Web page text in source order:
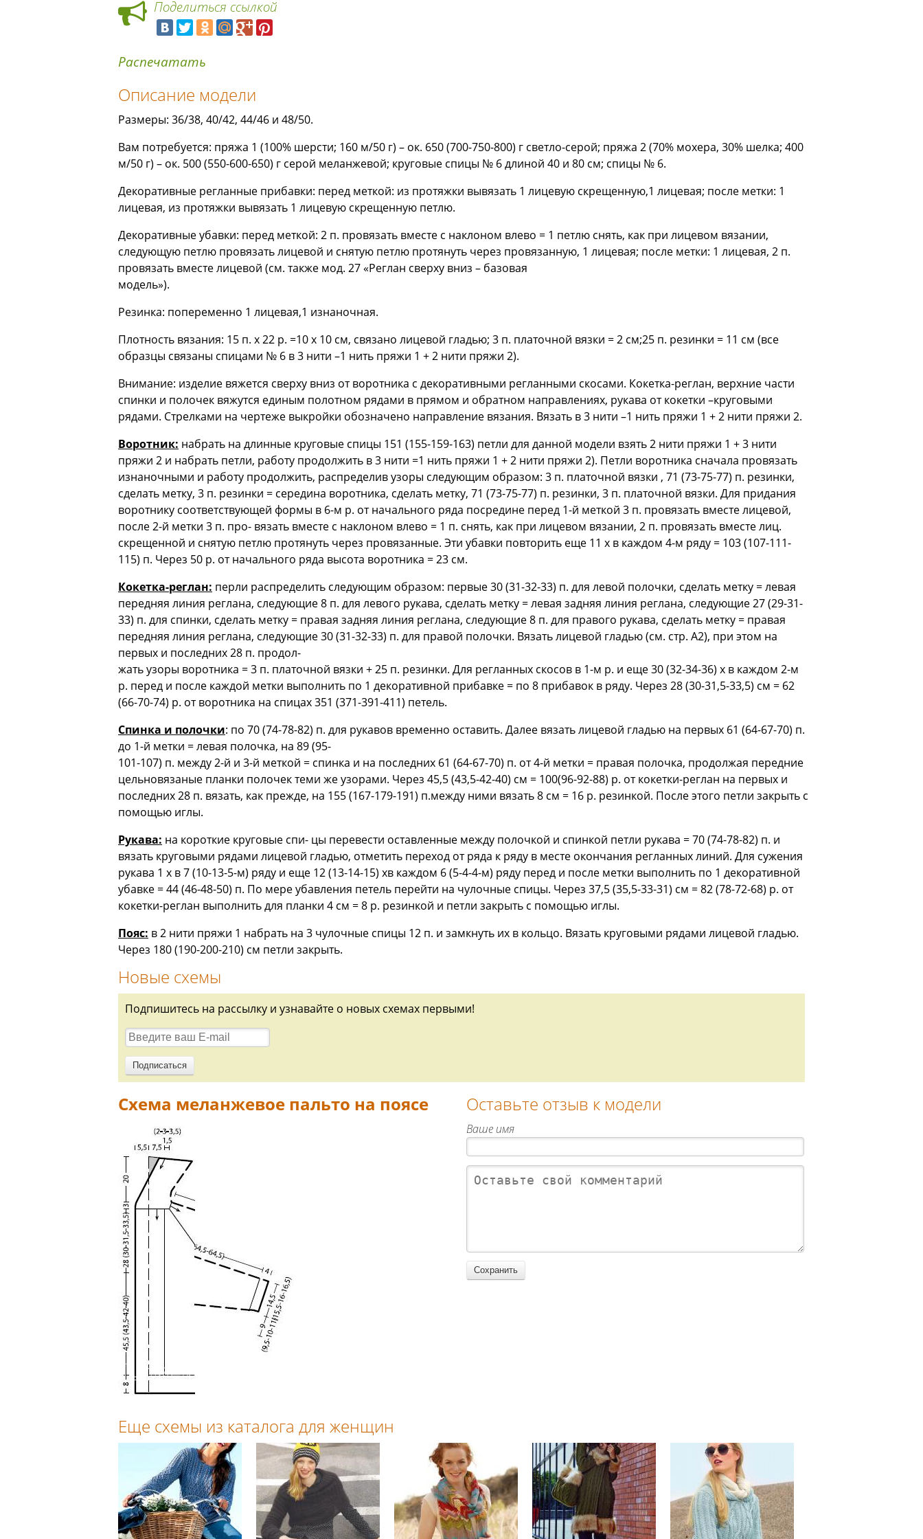
Поделиться ссылкой
Распечатать
Описание модели
Размеры: 36/38, 40/42, 44/46 и 48/50.
Вам потребуется: пряжа 1 (100% шерсти; 160 м/50 г) – ок. 650 (700-750-800) г светло-серой; пряжа 2 (70% мохера, 30% шелка; 400
м/50 г) – ок. 500 (550-600-650) г серой меланжевой; круговые спицы № 6 длиной 40 и 80 cм; спицы № 6.
Декоративные регланные прибавки: перед меткой: из протяжки вывязать 1 лицевую скрещенную,1 лицевая; после метки: 1
лицевая, из протяжки вывязать 1 лицевую скрещенную петлю.
Декоративные убавки: перед меткой: 2 п. провязать вместе с наклоном влево = 1 петлю снять, как при лицевом вязании,
следующую петлю провязать лицевой и снятую петлю протянуть через провязанную, 1 лицевая; после метки: 1 лицевая, 2 п.
провязать вместе лицевой (см. также мод. 27 «Реглан сверху вниз – базовая
модель»).
Резинка: попеременно 1 лицевая,1 изнаночная.
Плотность вязания: 15 п. х 22 р. =10 х 10 см, связано лицевой гладью; 3 п. платочной вязки = 2 cм;25 п. резинки = 11 cм (все
образцы связаны спицами № 6 в 3 нити –1 нить пряжи 1 + 2 нити пряжи 2).
Внимание: изделие вяжется сверху вниз от воротника с декоративными регланными скосами. Кокетка-реглан, верхние части
спинки и полочек вяжутся единым полотном рядами в прямом и обратном направлениях, рукава от кокетки –круговыми
рядами. Стрелками на чертеже выкройки обозначено направление вязания. Вязать в 3 нити –1 нить пряжи 1 + 2 нити пряжи 2.
Воротник: набрать на длинные круговые спицы 151 (155-159-163) петли для данной модели взять 2 нити пряжи 1 + 3 нити
пряжи 2 и набрать петли, работу продолжить в 3 нити =1 нить пряжи 1 + 2 нити пряжи 2). Петли воротника сначала провязать
изнаночными и работу продолжить, распределив узоры следующим образом: 3 п. платочной вязки , 71 (73-75-77) п. резинки,
сделать метку, 3 п. резинки = середина воротника, сделать метку, 71 (73-75-77) п. резинки, 3 п. платочной вязки. Для придания
воротнику соответствующей формы в 6-м р. от начального ряда посредине перед 1-й меткой 3 п. провязать вместе лицевой,
после 2-й метки 3 п. про- вязать вместе с наклоном влево = 1 п. снять, как при лицевом вязании, 2 п. провязать вместе лиц.
скрещенной и снятую петлю протянуть через провязанные. Эти убавки повторить еще 11 х в каждом 4-м ряду = 103 (107-111-
115) п. Через 50 р. от начального ряда высота воротника = 23 cм.
Кокетка-реглан: перли распределить следующим образом: первые 30 (31-32-33) п. для левой полочки, сделать метку = левая
передняя линия реглана, следующие 8 п. для левого рукава, сделать метку = левая задняя линия реглана, следующие 27 (29-31-
33) п. для спинки, сделать метку = правая задняя линия реглана, следующие 8 п. для правого рукава, сделать метку = правая
передняя линия реглана, следующие 30 (31-32-33) п. для правой полочки. Вязать лицевой гладью (см. стр. A2), при этом на
первых и последних 28 п. продол-
жать узоры воротника = 3 п. платочной вязки + 25 п. резинки. Для регланных скосов в 1-м р. и еще 30 (32-34-36) х в каждом 2-м
р. перед и после каждой метки выполнить по 1 декоративной прибавке = по 8 прибавок в ряду. Через 28 (30-31,5-33,5) cм = 62
(66-70-74) р. от воротника на спицах 351 (371-391-411) петель.
Спинка и полочки: по 70 (74-78-82) п. для рукавов временно оставить. Далее вязать лицевой гладью на первых 61 (64-67-70) п.
до 1-й метки = левая полочка, на 89 (95-
101-107) п. между 2-й и 3-й меткой = спинка и на последних 61 (64-67-70) п. от 4-й метки = правая полочка, продолжая передние
цельновязаные планки полочек теми же узорами. Через 45,5 (43,5-42-40) cм = 100(96-92-88) р. от кокетки-реглан на первых и
последних 28 п. вязать, как прежде, на 155 (167-179-191) п.между ними вязать 8 cм = 16 р. резинкой. После этого петли закрыть с
помощью иглы.
Рукава: на короткие круговые спи- цы перевести оставленные между полочкой и спинкой петли рукава = 70 (74-78-82) п. и
вязать круговыми рядами лицевой гладью, отметить переход от ряда к ряду в месте окончания регланных линий. Для сужения
рукава 1 х в 7 (10-13-5-м) ряду и еще 12 (13-14-15) хв каждом 6 (5-4-4-м) ряду перед и после метки выполнить по 1 декоративной
убавке = 44 (46-48-50) п. По мере убавления петель перейти на чулочные спицы. Через 37,5 (35,5-33-31) cм = 82 (78-72-68) р. от
кокетки-реглан выполнить для планки 4 cм = 8 р. резинкой и петли закрыть с помощью иглы.
Пояс: в 2 нити пряжи 1 набрать на 3 чулочные спицы 12 п. и замкнуть их в кольцо. Вязать круговыми рядами лицевой гладью.
Через 180 (190-200-210) cм петли закрыть.
Новые схемы
Подпишитесь на рассылку и узнавайте о новых схемах первыми!
Схема меланжевое пальто на поясе Оставьте отзыв к модели
Ваше имя
Еще схемы из каталога для женщин